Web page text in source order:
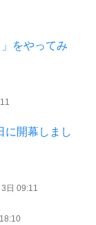
をやってみ
に開幕しまし
日 09:11